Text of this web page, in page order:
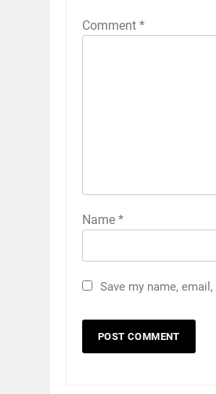
Comment *
Name *
Save my name,